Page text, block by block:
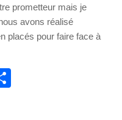
prometteur mais je
avons réalisé
placés pour faire face à